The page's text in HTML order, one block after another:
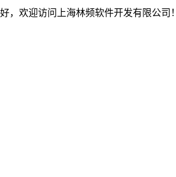
，欢迎访问上海林频软件开发有限公司！